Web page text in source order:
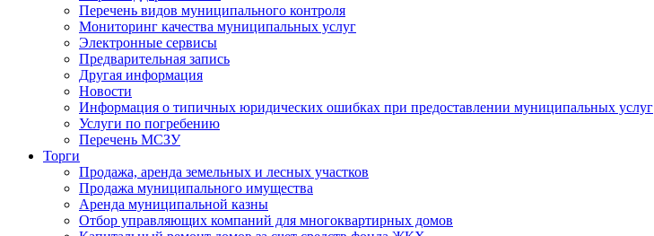
Перечень видов муниципального контроля
Мониторинг качества муниципальных услуг
Электронные сервисы
Предварительная запись
Другая информация
Новости
Информация о типичных юридических ошибках при предоставлении муниципальных услуг
Услуги по погребению
Перечень МСЗУ
Торги
Продажа, аренда земельных и лесных участков
Продажа муниципального имущества
Аренда муниципальной казны
Отбор управляющих компаний для многоквартирных домов